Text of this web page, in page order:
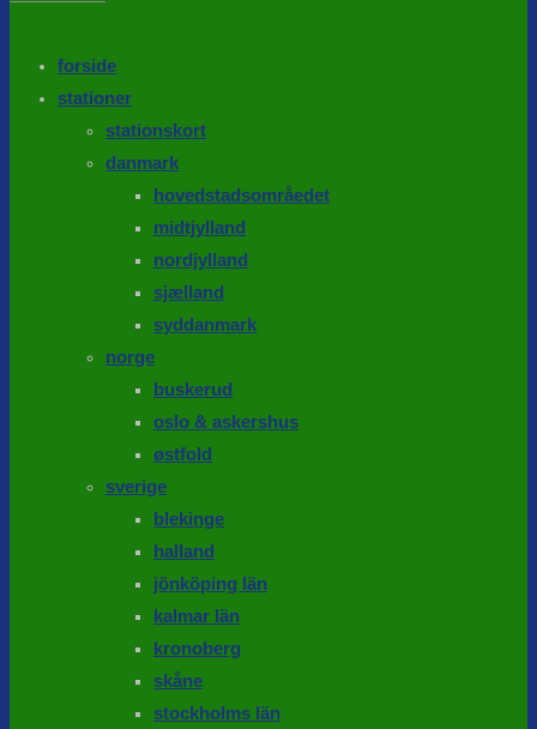
forside
stationer
stationskort
danmark
hovedstadsområedet
midtjylland
nordjylland
sjælland
syddanmark
norge
buskerud
oslo & askershus
østfold
sverige
blekinge
halland
jönköping län
kalmar län
kronoberg
skåne
stockholms län